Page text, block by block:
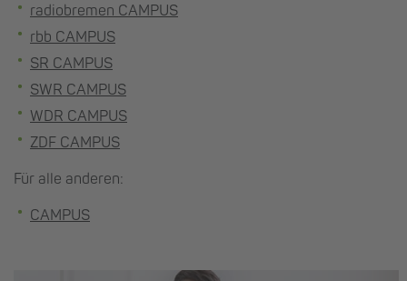
radiobremen CAMPUS
rbb CAMPUS
SR CAMPUS
SWR CAMPUS
WDR CAMPUS
ZDF CAMPUS
Für alle anderen:
CAMPUS